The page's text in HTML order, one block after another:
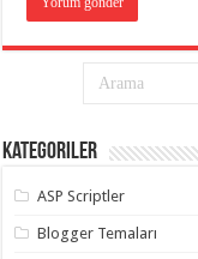
Kategoriler
ASP Scriptler
Blogger Temaları